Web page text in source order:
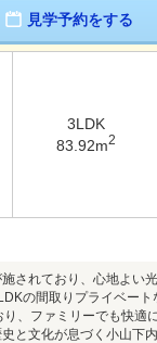
見学予約をする
3LDK
83.92m2
されており、心地よい
の間取りプライベー
、ファミリーでも快適
と文化が息づく小山下